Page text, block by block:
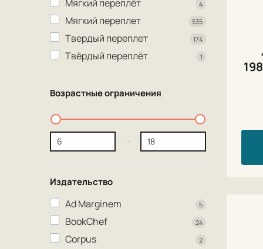
Мягкий переплёт 4
Мягкий переплет 535
Твердый переплет 174
Твёрдый переплёт 1
Возрастные ограничения
-
Издательство
Ad Marginem 5
BookChef 24
Corpus 2